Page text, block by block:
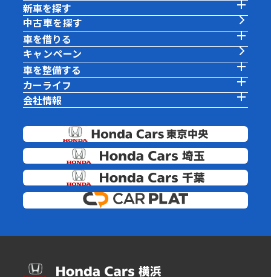
新車を探す
中古車を探す
車を借りる
キャンペーン
車を整備する
カーライフ
会社情報